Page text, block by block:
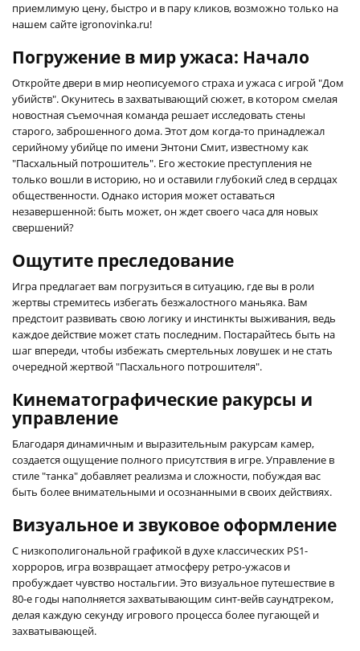
приемлимую цену, быстро и в пару кликов, возможно только на
нашем сайте igronovinka.ru!
Погружение в мир ужаса: Начало
Откройте двери в мир неописуемого страха и ужаса с игрой "Дом
убийств". Окунитесь в захватывающий сюжет, в котором смелая
новостная съемочная команда решает исследовать стены
старого, заброшенного дома. Этот дом когда-то принадлежал
серийному убийце по имени Энтони Смит, известному как
"Пасхальный потрошитель". Его жестокие преступления не
только вошли в историю, но и оставили глубокий след в сердцах
общественности. Однако история может оставаться
незавершенной: быть может, он ждет своего часа для новых
свершений?
Ощутите преследование
Игра предлагает вам погрузиться в ситуацию, где вы в роли
жертвы стремитесь избегать безжалостного маньяка. Вам
предстоит развивать свою логику и инстинкты выживания, ведь
каждое действие может стать последним. Постарайтесь быть на
шаг впереди, чтобы избежать смертельных ловушек и не стать
очередной жертвой "Пасхального потрошителя".
Кинематографические ракурсы и
управление
Благодаря динамичным и выразительным ракурсам камер,
создается ощущение полного присутствия в игре. Управление в
стиле "танка" добавляет реализма и сложности, побуждая вас
быть более внимательными и осознанными в своих действиях.
Визуальное и звуковое оформление
С низкополигональной графикой в духе классических PS1-
хорроров, игра возвращает атмосферу ретро-ужасов и
пробуждает чувство ностальгии. Это визуальное путешествие в
80-е годы наполняется захватывающим синт-вейв саундтреком,
делая каждую секунду игрового процесса более пугающей и
захватывающей.